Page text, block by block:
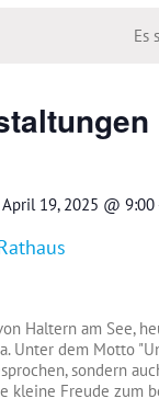
Es
April 19, 2025 @ 9:00
Haltern am See,
Unter dem Motto
sondern
kleine Freude zum